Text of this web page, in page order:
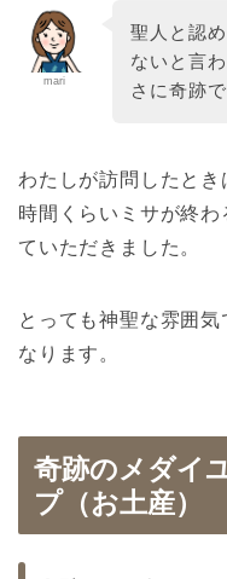
mari
聖人と認
ないと言
さに奇跡で
わたしが訪問したと
時間くらいミサが終
ていただきました。
とっても神聖な雰囲
なります。
奇跡のメダイ
プ（お土産）